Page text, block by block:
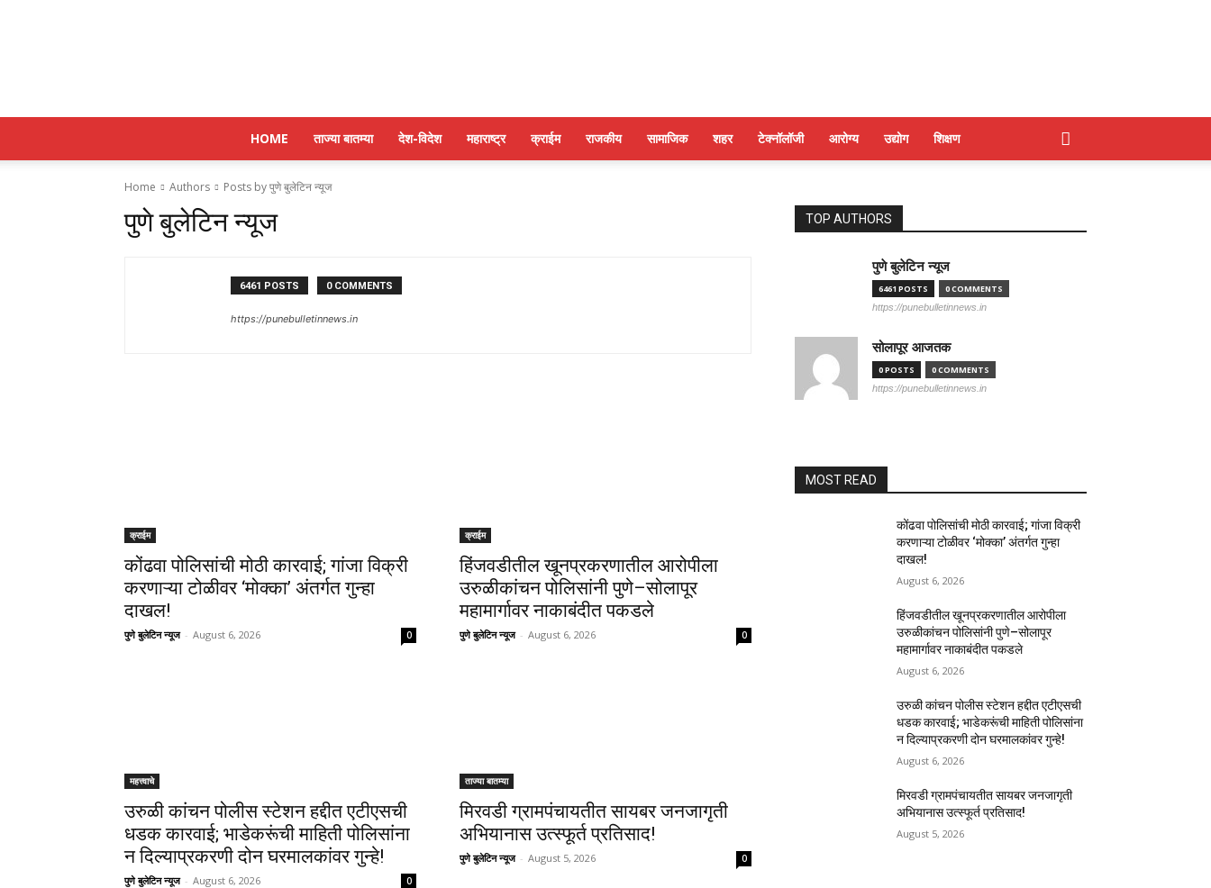
पुणे
HOME ताज्या बातम्या देश-विदेश महाराष्ट्र क्राईम राजकीय सामाजिक शहर टेक्नॉलॉजी आरोग्य उद्योग शिक्षण
Home Authors Posts by पुणे बुलेटिन न्यूज
पुणे बुलेटिन न्यूज
6461 POSTS 0 COMMENTS
https://punebulletinnews.in
क्राईम
कोंढवा पोलिसांची मोठी कारवाई; गांजा विक्री
करणाऱ्या टोळीवर ‘मोक्का’ अंतर्गत गुन्हा
दाखल!
पुणे बुलेटिन न्यूज - August 6, 2026 0
क्राईम
हिंजवडीतील खूनप्रकरणातील आरोपीला
उरुळीकांचन पोलिसांनी पुणे–सोलापूर
महामार्गावर नाकाबंदीत पकडले
पुणे बुलेटिन न्यूज - August 6, 2026 0
महत्त्वाचे
उरुळी कांचन पोलीस स्टेशन हद्दीत एटीएसची
धडक कारवाई; भाडेकरूंची माहिती पोलिसांना
न दिल्याप्रकरणी दोन घरमालकांवर गुन्हे!
पुणे बुलेटिन न्यूज - August 6, 2026 0
ताज्या बातम्या
मिरवडी ग्रामपंचायतीत सायबर जनजागृती
अभियानास उत्स्फूर्त प्रतिसाद!
पुणे बुलेटिन न्यूज - August 5, 2026 0
TOP AUTHORS
पुणे बुलेटिन न्यूज
6461 POSTS 0 COMMENTS
https://punebulletinnews.in
सोलापूर आजतक
0 POSTS 0 COMMENTS
https://punebulletinnews.in
MOST READ
कोंढवा पोलिसांची मोठी कारवाई; गांजा विक्री
करणाऱ्या टोळीवर ‘मोक्का’ अंतर्गत गुन्हा
दाखल!
August 6, 2026
हिंजवडीतील खूनप्रकरणातील आरोपीला
उरुळीकांचन पोलिसांनी पुणे–सोलापूर
महामार्गावर नाकाबंदीत पकडले
August 6, 2026
उरुळी कांचन पोलीस स्टेशन हद्दीत एटीएसची
धडक कारवाई; भाडेकरूंची माहिती पोलिसांना
न दिल्याप्रकरणी दोन घरमालकांवर गुन्हे!
August 6, 2026
मिरवडी ग्रामपंचायतीत सायबर जनजागृती
अभियानास उत्स्फूर्त प्रतिसाद!
August 5, 2026